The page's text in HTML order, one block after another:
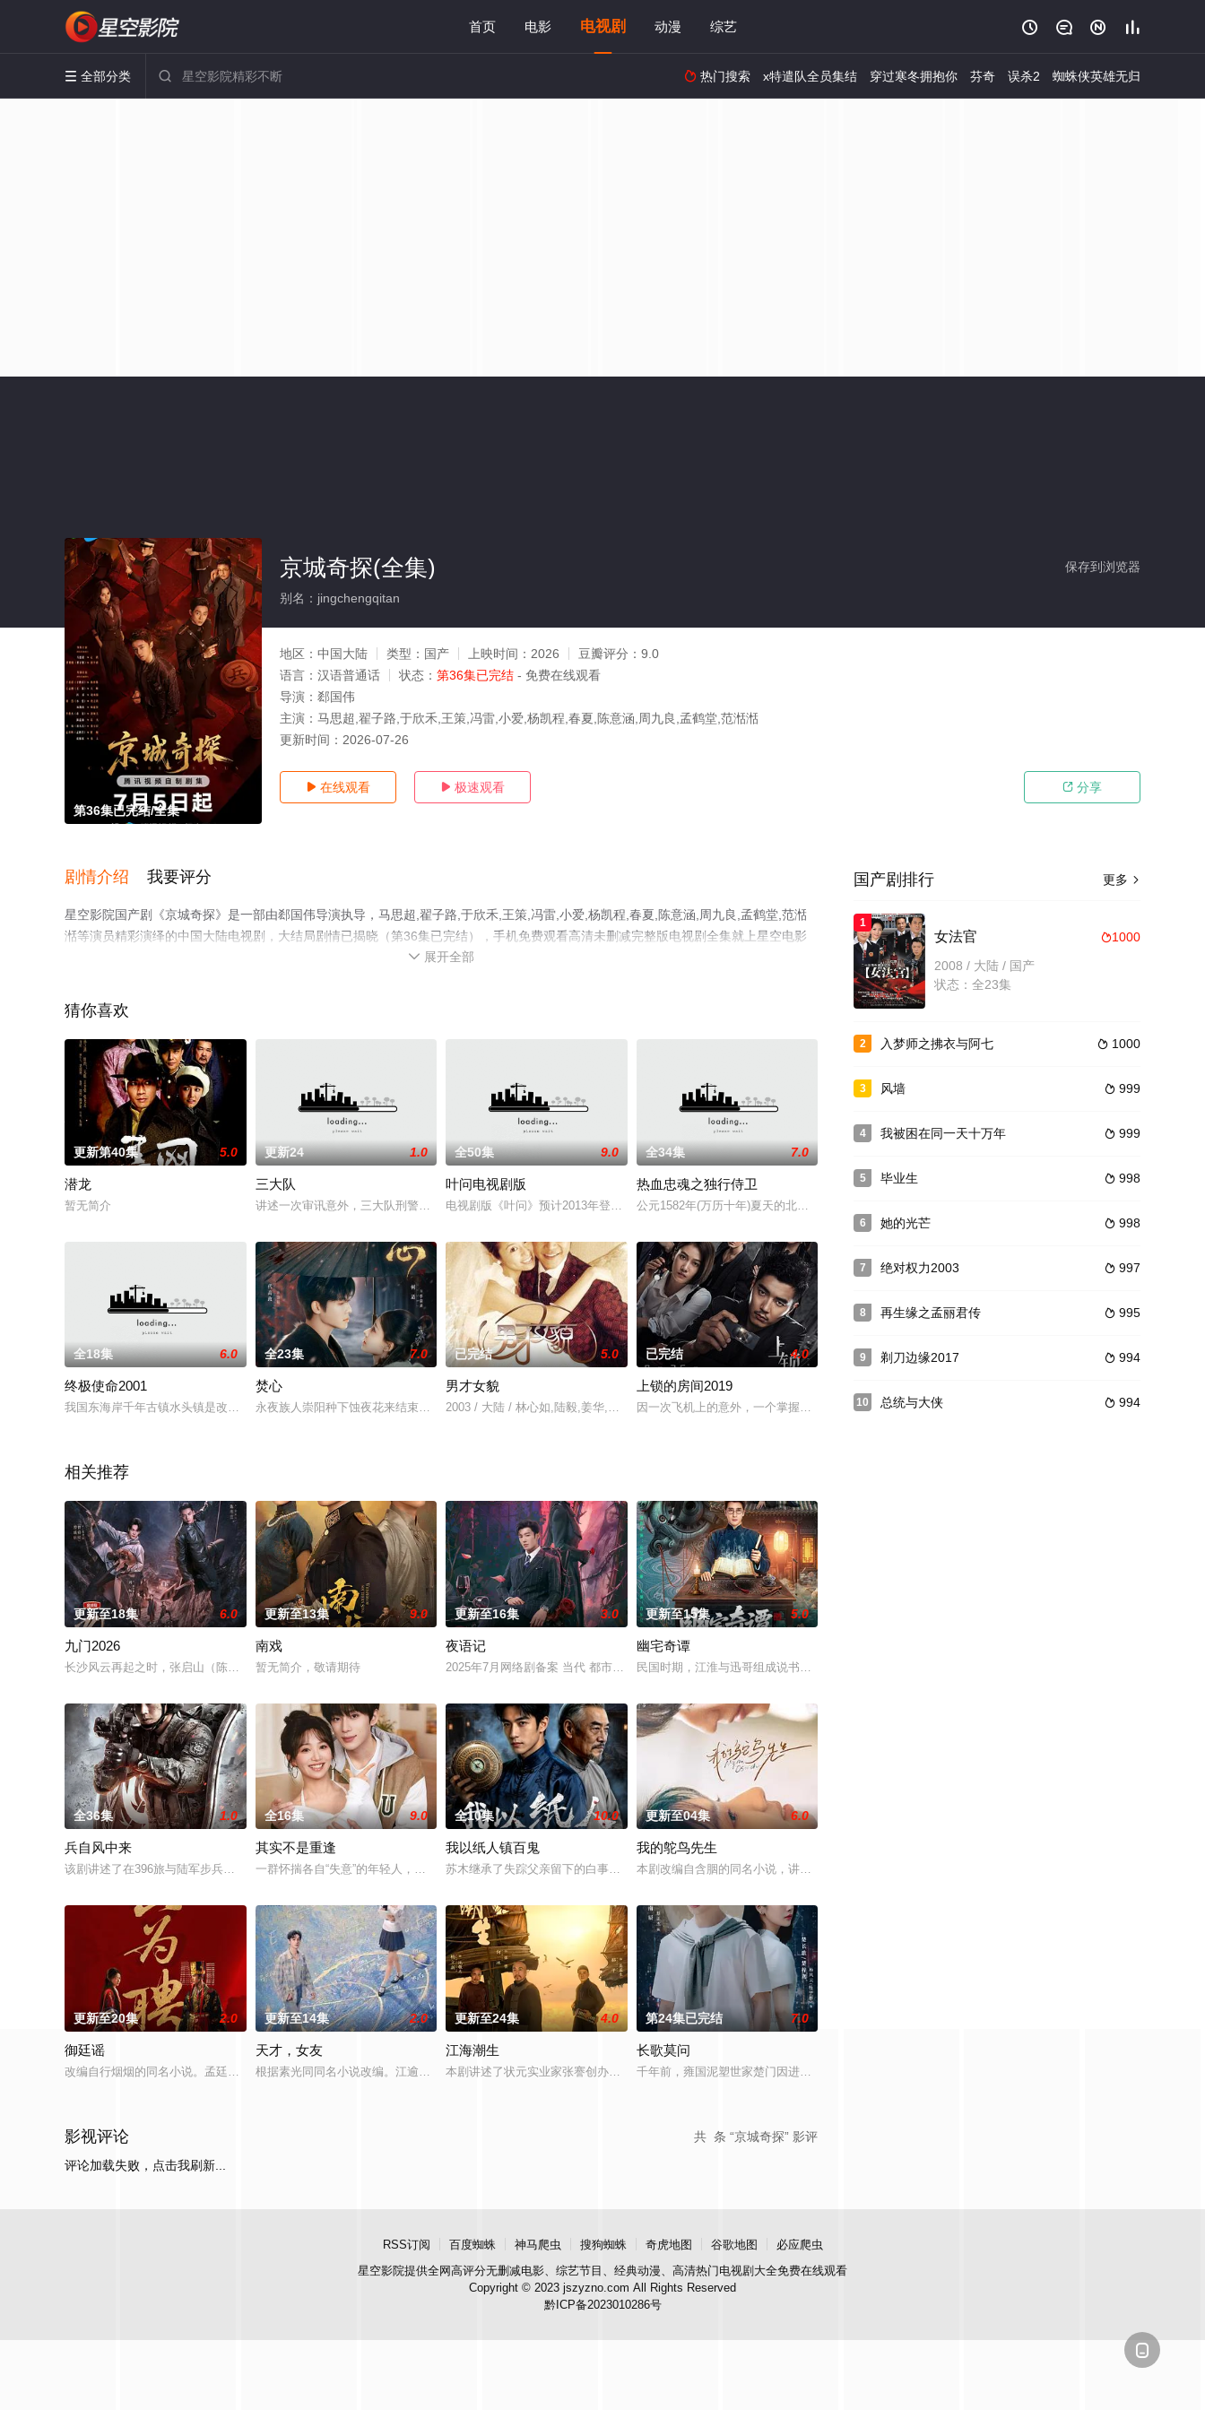
首页 电影 电视剧 动漫 综艺    
 全部分类   热门搜索 x特遣队全员集结 穿过寒冬拥抱你 芬奇 误杀2 蜘蛛侠英雄无归
第36集已完结/全集
保存到浏览器
京城奇探(全集)
别名：jingchengqitan
地区： 中国大陆 类型： 国产 上映时间： 2026 豆瓣评分： 9.0
语言： 汉语普通话 状态： 第36集已完结 - 免费在线观看
导演： 郄国伟
主演： 马思超,翟子路,于欣禾,王策,冯雷,小爱,杨凯程,春夏,陈意涵,周九良,孟鹤堂,范湉湉
更新时间： 2026-07-26
 在线观看  极速观看  分享
剧情介绍 我要评分
星空影院国产剧《京城奇探》是一部由郄国伟导演执导，马思超,翟子路,于欣禾,王策,冯雷,小爱,杨凯程,春夏,陈意涵,周九良,孟鹤堂,范湉
湉等演员精彩演绎的中国大陆电视剧，大结局剧情已揭晓（第36集已完结），手机免费观看高清未删减完整版电视剧全集就上星空电影
网，热播电视剧提前免费观看，更多剧情信息可移步至豆瓣电视剧、电视猫或剧情网等平台了解。
 展开全部
猜你喜欢
更新第40集 5.0
潜龙
暂无简介
更新24 1.0
三大队
讲述一次审讯意外，三大队刑警程兵（秦昊 饰）入狱服刑，队友受牵连脱警、降职，曾经的警界精英三大队分崩离析。十年牢狱，程兵重获自由，信仰崩塌，
全50集 9.0
叶问电视剧版
电视剧版《叶问》预计2013年登陆各大卫视，在2013年电视荧屏再造武林神话，掀起新一股中华武术的热潮。与《霍元甲》《精武陈真》《少年黄
全34集 7.0
热血忠魂之独行侍卫
公元1582年(万历十年)夏天的北京，怪事与奇案叠起。先是大明内库储银不翼而飞，从各地府县运来的大宗税
全18集 6.0
终极使命2001
我国东海岸千年古镇水头镇是改革开放最早的黄金地带。镇里的专业户刘昌胜、陈宗堂、汪富陵、李智富等巨富几乎同时收到自称“双马帮第七先锋队”的恐吓
全23集 7.0
焚心
永夜族人崇阳种下蚀夜花来结束自己的一生，但蚀夜花久久不能绽放，直到遇见炎族女孩季南星，被诅咒的季南星要想活下去必须让永夜族的崇阳和自己成亲，
已完结 5.0
男才女貌
2003 / 大陆 / 林心如,陆毅,姜华,曾黎,于谨维,于毅,吴佳尼,冯绍峰
已完结 4.0
上锁的房间2019
因一次飞机上的意外，一个掌握惊人解锁技巧的冷漠男人引起了女刑警秦左漫的注意，在一次诡异的密室杀人
相关推荐
更新至18集 6.0
九门2026
长沙风云再起之时，张启山（陈伟霆 饰）与吴老狗（曾舜晞 饰）强强联手，携手霍仙姑（陈瑶 饰）与九门诸人共赴冒险奇局。一桩401部队的神秘失踪
更新至13集 9.0
南戏
暂无简介，敬请期待
更新至16集 3.0
夜语记
2025年7月网络剧备案 当代 都市 海南越酷文化传媒有限公司
更新至15集 5.0
幽宅奇谭
民国时期，江淮与迅哥组成说书班子，偶遇“白天人住屋，晚上鬼占房”的阴阳宅，江淮被掳走配“阴婚”。他与
全36集 1.0
兵自风中来
该剧讲述了在396旅与陆军步兵学院联合举办的小型军事演习中，郭子剑因不满演习流于形式，假传指令要求真打实抗，虽引发哗然，却获赏识调任396旅
全16集 9.0
其实不是重逢
一群怀揣各自“失意”的年轻人，在沿海小城南安相遇相知，他们决心各展所长创办旅行社。他们以当地的特色人文与美食为引，用真诚与创意打动游客。尽管
全10集 10.0
我以纸人镇百鬼
苏木继承了失踪父亲留下的白事馆，本想低调扎纸维生，却因一具流血的新娘纸人卷入了一场跨越十年的惊天阴谋。这纸人身上，竟贴着父亲消失
更新至04集 6.0
我的鸵鸟先生
本剧改编自含胭的同名小说，讲述了邻家女孩庞倩（苏晓彤 饰）与童年时因一场意外落下身体残缺的少年顾
更新至20集 2.0
御廷谣
改编自行烟烟的同名小说。孟廷辉，大平王朝有史以来个以女子进士科三元及第入翰林院的奇女子。十年前的她被他从死人堆里救出来，蓬头垢面口齿不清。十
更新至14集 2.0
天才，女友
根据素光同同名小说改编。江逾白长大以后，林知夏忽然对他说：“江逾白，我喜欢你，哲学和生物学意义上的喜欢。”那个夜晚，他脸颊微热，还听见自己加
更新至24集 4.0
江海潮生
本剧讲述了状元实业家张謇创办大生企业，实业报国的故事。甲午战争后，国家蒙羞，张謇虽高中状元，却渴望寻求强国之路。他毅然弃政从商，
第24集已完结 7.0
长歌莫问
千年前，雍国泥塑世家楚门因进贡的“十二生肖”离奇流血炸裂，惨遭满门流放，楚父以死鸣冤。楚家大小姐楚
共 条 “京城奇探” 影评
影视评论
评论加载失败，点击我刷新...
更多 
国产剧排行
1
1000
女法官
2008 / 大陆 / 国产
状态：全23集
2  1000
入梦师之拂衣与阿七
3  999
风墙
4  999
我被困在同一天十万年
5  998
毕业生
6  998
她的光芒
7  997
绝对权力2003
8  995
再生缘之孟丽君传
9  994
剃刀边缘2017
10  994
总统与大侠

RSS订阅 百度蜘蛛 神马爬虫 搜狗蜘蛛 奇虎地图 谷歌地图
必应爬虫
星空影院提供全网高评分无删减电影、综艺节目、经典动漫、高清热门电视剧大全免费在线观看
Copyright © 2023 jszyzno.com All Rights Reserved
黔ICP备2023010286号